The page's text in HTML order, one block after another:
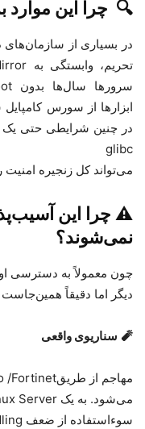
🔍 چرا این
در بسیاری از سازمان‌های
تحریم، وابستگی به
سرورها سال‌ها بدون
ابزارها از سورس
در چنین شرایطی حتی
glibc
می‌تواند کل زنجیره امنیت
⚠️ چرا این
نمی‌شوند؟
چون معمولاً به دسترسی
دیگر اما دقیقاً
🧨 سناریوی واقعی
مهاجم از طریق/Fortinet
می‌شود. به یک Server
سوءاستفاده از ضعف